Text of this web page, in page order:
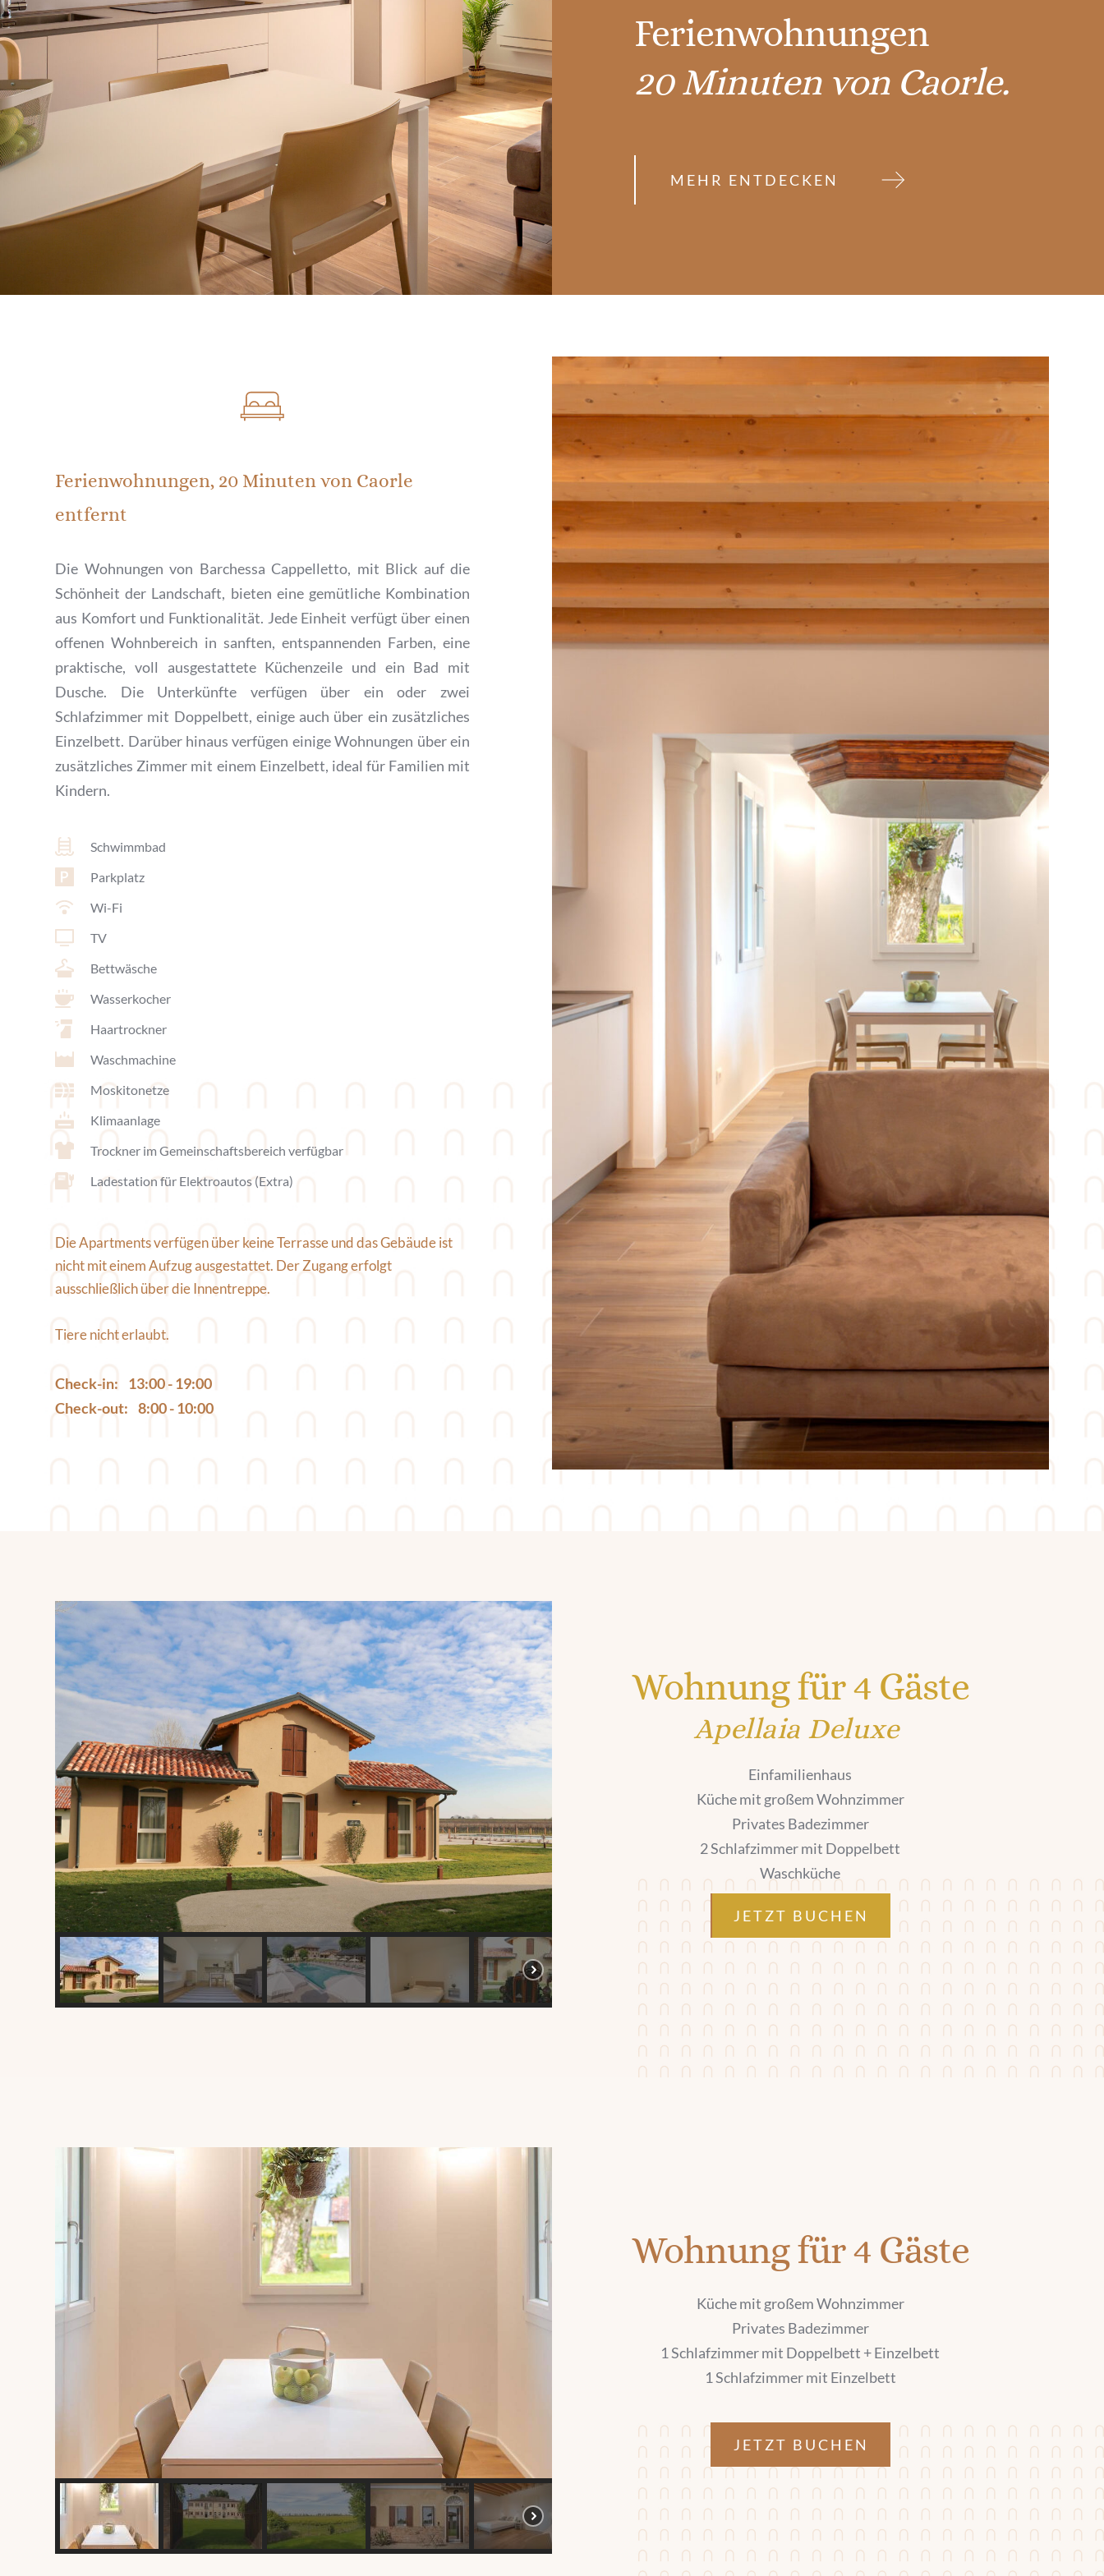
Ferienwohnungen
20 Minuten von Caorle.
MEHR ENTDECKEN
Ferienwohnungen, 20 Minuten von Caorle
entfernt
Die Wohnungen von Barchessa Cappelletto, mit Blick auf die
Schönheit der Landschaft, bieten eine gemütliche Kombination
aus Komfort und Funktionalität. Jede Einheit verfügt über einen
offenen Wohnbereich in sanften, entspannenden Farben, eine
praktische, voll ausgestattete Küchenzeile und ein Bad mit
Dusche. Die Unterkünfte verfügen über ein oder zwei
Schlafzimmer mit Doppelbett, einige auch über ein zusätzliches
Einzelbett. Darüber hinaus verfügen einige Wohnungen über ein
zusätzliches Zimmer mit einem Einzelbett, ideal für Familien mit
Kindern.
Schwimmbad
Parkplatz
Wi-Fi
TV
Bettwäsche
Wasserkocher
Haartrockner
Waschmachine
Moskitonetze
Klimaanlage
Trockner im Gemeinschaftsbereich verfügbar
Ladestation für Elektroautos (Extra)
Die Apartments verfügen über keine Terrasse und das Gebäude ist
nicht mit einem Aufzug ausgestattet. Der Zugang erfolgt
ausschließlich über die Innentreppe.
Tiere nicht erlaubt.
Check-in:    13:00 - 19:00
Check-out:    8:00 - 10:00
Wohnung für 4 Gäste
Apellaia Deluxe
Einfamilienhaus
Küche mit großem Wohnzimmer
Privates Badezimmer
2 Schlafzimmer mit Doppelbett
Waschküche
JETZT BUCHEN
Wohnung für 4 Gäste
Küche mit großem Wohnzimmer
Privates Badezimmer
1 Schlafzimmer mit Doppelbett + Einzelbett
1 Schlafzimmer mit Einzelbett
JETZT BUCHEN